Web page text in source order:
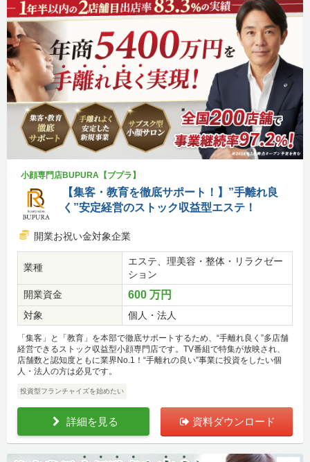
小顔専門店BUPURA【ブプラ】
【集客・教育を徹底サポート！】”手離れ良
く”安定経営のストック収益型エステ！
開業お祝い金対象企業
業種
エステ、理美容・整体・リラクゼー
ション
開業資金
600 万円
対象 個人・法人
「集客」と「教育」を本部で徹底サポートするため、“手離れ良く”多店舗
経営できるストック収益型小顔専門店です。TV番組で特集が放映され、
店舗数と認知度ともに業界No.1！“手離れの良い”事業に投資をしたい個
人・法人の方は必見です。
投資型フランチャイズを始めたい
詳細を見る 資料ダウンロード